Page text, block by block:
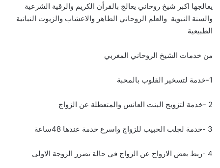
يعالجها اكبر شيخ روحاني يعالج بالقرأن الكريم والرقية الشرعية
والسنة النبوية والعلم الروحاني الطاهر والاعشاب والزيوت النباتية
الطبيعية
من خدمات الشيخ الروحاني المغربي
1-خدمة لتسخير القلوب بالمحبة
2 -خدمة لتزويج البنت العانس والمتعطلة عن الزواج
3 -خدمة لجلب الحبيب للزواج واسرع خدمة عندها 48ساعة
4 -ربط بعض الازواج عن الزواج في حالة تضرر الزوجة الاولى